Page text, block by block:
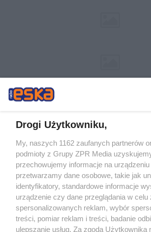
Żaden utwór zamieszczony w serwisie nie może być
rozpowszechniany lub dalej rozpowszechniany w
tym także elektroniczny lub mechaniczny) na
eksploatacji w jakiejkolwiek formie, włącznie z
bez pisemnej zgody właściciela praw. Jakiekolwiek
wykorzystanie utworów w całości lub w części z
bez właściwej zgody, jest zabronione pod groźbą
prawnie.
Drogi Użytkowniku,
My, naszych 1162 zaufanych partnerów
podmioty z Grupy ZPR Media
przechowujemy informacje na urządzeniu
przetwarzamy dane osobowe, takie jak
identyfikatory, standardowe informacje
urządzenie czy dane przeglądania w celu
spersonalizowanych reklam, wybór
treści, pomiar reklam i treści, badanie
ulepszanie usług. Za zgodą Użytkownika